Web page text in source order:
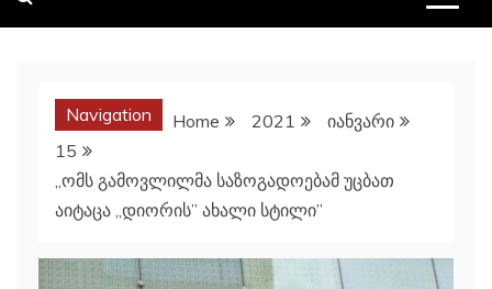
Navigation Home 2021
იანვარი
15
,,ომს გამოვლილმა საზოგადოებამ უცბათ
აიტაცა ,,დიორის” ახალი სტილი”